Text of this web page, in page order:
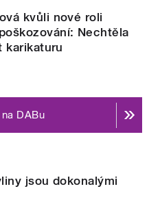
kvůli nové roli
Nechtěla
karikaturu
DABu
jsou dokonalými